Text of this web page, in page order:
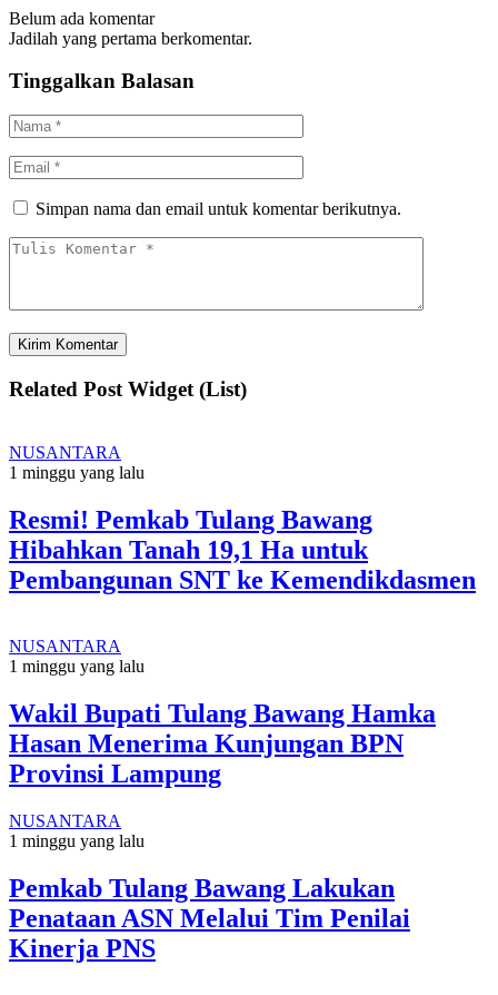
Belum ada komentar
Jadilah yang pertama berkomentar.
Tinggalkan Balasan
Simpan nama dan email untuk komentar berikutnya.
Related Post Widget (List)
NUSANTARA
1 minggu yang lalu
Resmi! Pemkab Tulang Bawang
Hibahkan Tanah 19,1 Ha untuk
Pembangunan SNT ke Kemendikdasmen
NUSANTARA
1 minggu yang lalu
Wakil Bupati Tulang Bawang Hamka
Hasan Menerima Kunjungan BPN
Provinsi Lampung
NUSANTARA
1 minggu yang lalu
Pemkab Tulang Bawang Lakukan
Penataan ASN Melalui Tim Penilai
Kinerja PNS